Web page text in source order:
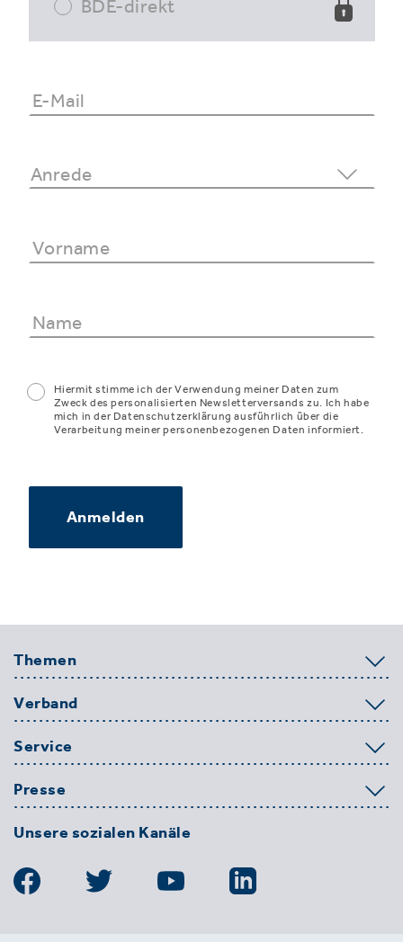
BDE-direkt
Hiermit stimme ich der Verwendung meiner Daten zum
Zweck des personalisierten Newsletterversands zu. Ich habe
mich in der Datenschutzerklärung ausführlich über die
Verarbeitung meiner personenbezogenen Daten informiert.
Anmelden
Themen
Verband
Service
Presse
Unsere sozialen Kanäle